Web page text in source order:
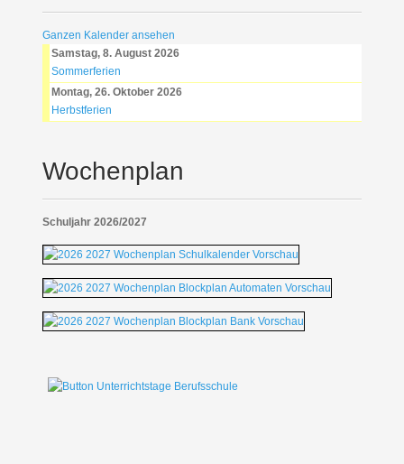
Ganzen Kalender ansehen
Samstag, 8. August 2026
Sommerferien
Montag, 26. Oktober 2026
Herbstferien
Wochenplan
Schuljahr 2026/2027